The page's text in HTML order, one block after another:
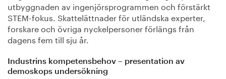
utbyggnaden av ingenjörsprogrammen och förstärkt
STEM-fokus. Skattelättnader för utländska experter,
forskare och övriga nyckelpersoner förlängs från
dagens fem till sju år.
Industrins kompetensbehov – presentation av
demoskops undersökning